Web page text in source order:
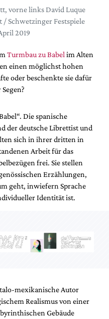
vorne links David Luque
Schwetzinger Festspiele
2019
Turmbau zu Babel im Alten
einen möglichst hohen
oder beschenkte sie dafür
Die spanische
der deutsche Librettist und
sich in ihrer dritten in
Arbeit für das
frei. Sie stellen
Erzählungen,
geht, inwiefern Sprache
Identität ist.
mexikanische Autor
Realismus von einer
Gebäude